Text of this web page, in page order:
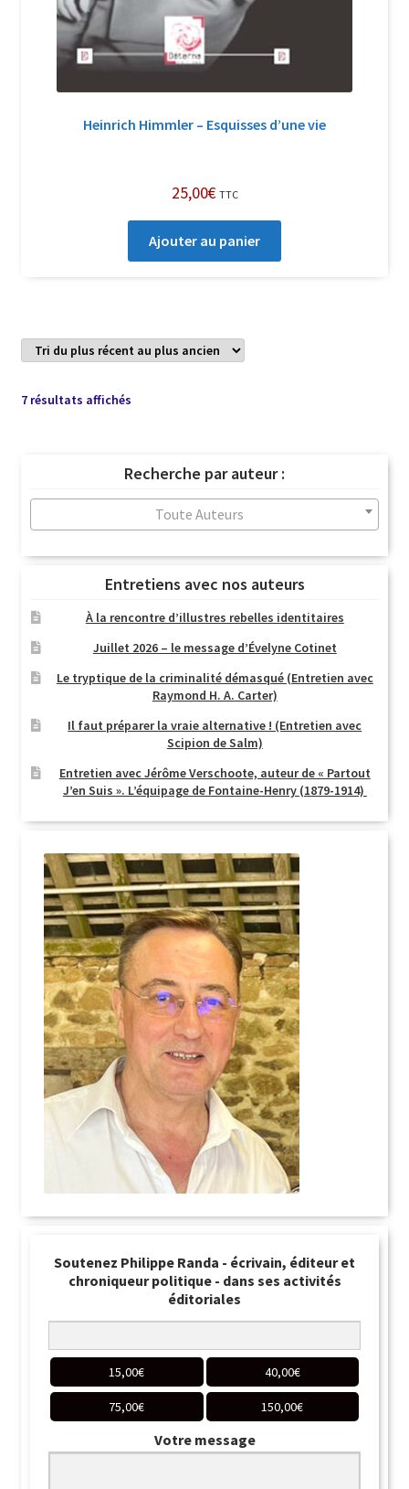
Heinrich Himmler – Esquisses d’une vie
25,00€ TTC
Ajouter au panier
7 résultats affichésTrié
au
plus
ancien
Recherche par auteur :
Toute Auteurs
Entretiens avec nos auteurs
À la rencontre d’illustres rebelles identitaires
Juillet 2026 – le message d’Évelyne Cotinet
Le tryptique de la criminalité démasqué (Entretien avec
Raymond H. A. Carter)
Il faut préparer la vraie alternative ! (Entretien avec
Scipion de Salm)
Entretien avec Jérôme Verschoote, auteur de « Partout
J’en Suis ». L’équipage de Fontaine-Henry (1879-1914)
Soutenez Philippe Randa - écrivain, éditeur et
chroniqueur politique - dans ses activités
éditoriales
15,00€ 40,00€
75,00€ 150,00€
Votre message